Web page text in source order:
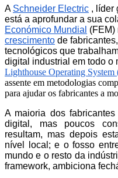
A Schneider Electric , líder
está a aprofundar a sua
Económico Mundial (FEM)
crescimento de
tecnológicos que
digital industrial em todo o
Lighthouse Operating
assente em metodologias
para ajudar os fabricantes a
A maioria dos
digital, mas poucos
resultam, mas depois
nível local; e o fosso
mundo e o resto da
framework, ambiciona